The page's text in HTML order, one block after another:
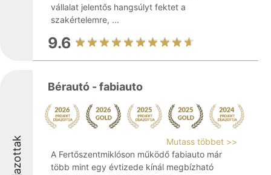
vállalat jelentős hangsúlyt fektet a
szakértelemre, ...
9.6
Díjazottak
Bérautó - fabiauto
Mutass többet >>
A Fertőszentmiklóson működő fabiauto már
több mint egy évtizede kínál megbízható